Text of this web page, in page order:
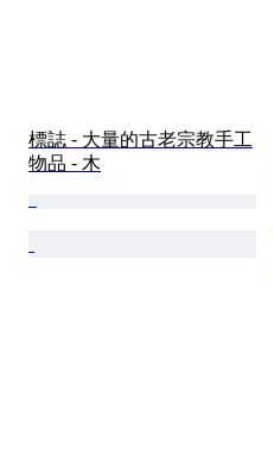
標誌 - 大量的古老宗教手工
物品 - 木